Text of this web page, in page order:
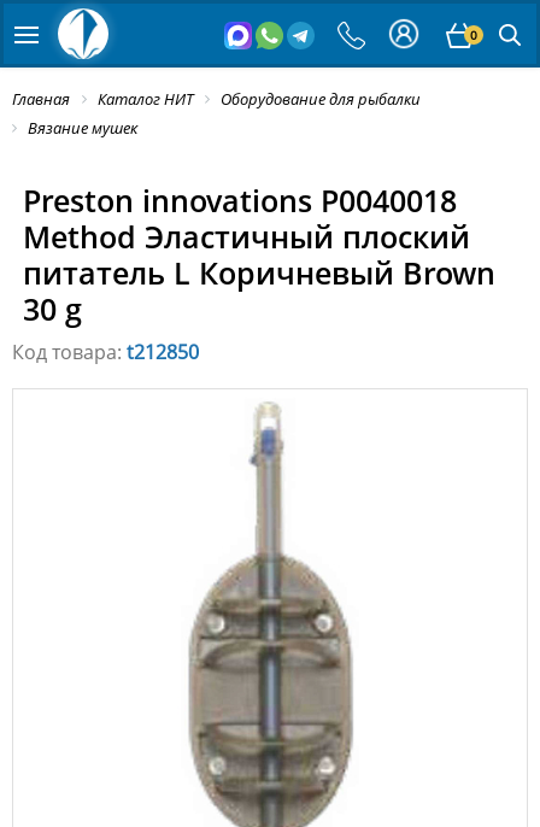
0
Главная Каталог НИТ
Оборудование для рыбалки
Вязание мушек
Preston innovations P0040018
Method Эластичный плоский
питатель L Коричневый Brown
30 g
Код товара: t212850